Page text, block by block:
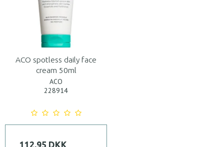
ACO spotless daily face
cream 50ml
ACO
228914
112,95 DKK